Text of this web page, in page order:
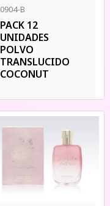
0904-B
PACK 12
UNIDADES
POLVO
TRANSLUCIDO
COCONUT